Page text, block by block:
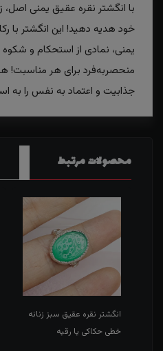
با انگشتر نقره عقیق یمنی اصل،
خود هدیه دهید! این انگشتر
یمنی، نمادی از استحکام و
منحصر‌به‌فرد برای هر مناسبت!
جذابیت و اعتماد به نفس را به
محصولات مرتبط
انگشتر نقره عقیق سبز زنانه
خطی حکاکی یا رقیه